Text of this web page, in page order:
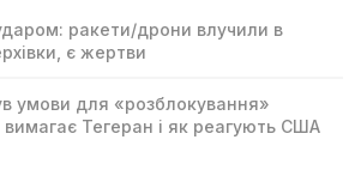
ракети/дрони влучили в
є жертви
умови для «розблокування»
Тегеран і як реагують США